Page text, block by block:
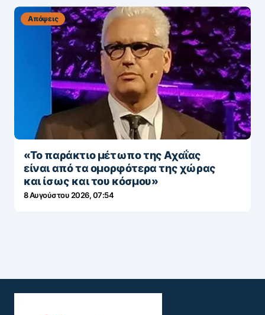
Απόψεις
«To παράκτιο μέτωπο της Αχαΐας
είναι από τα ομορφότερα της χώρας
και ίσως και του κόσμου»
8 Αυγούστου 2026, 07:54